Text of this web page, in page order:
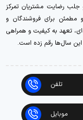
جلب رضایت مشتریان تمرکز
مطمئن برای فروشندگان و
تعهد به کیفیت و همراهی
این سال‌ها رقم زده است.
تلفن
موبایل